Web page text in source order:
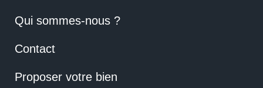
Qui sommes-nous ?
Contact
Proposer votre bien